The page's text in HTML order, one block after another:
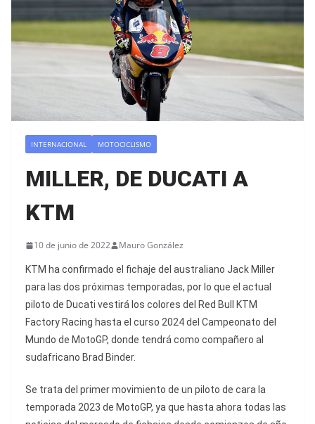
INTERNACIONAL MOTOCICLISMO
MILLER, DE DUCATI A
KTM
10 de junio de 2022 Mauro González
KTM ha confirmado el fichaje del australiano Jack Miller
para las dos próximas temporadas, por lo que el actual
piloto de Ducati vestirá los colores del Red Bull KTM
Factory Racing hasta el curso 2024 del Campeonato del
Mundo de MotoGP, donde tendrá como compañero al
sudafricano Brad Binder.
Se trata del primer movimiento de un piloto de cara la
temporada 2023 de MotoGP, ya que hasta ahora todas las